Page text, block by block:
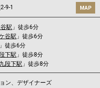
2-9-1 MAP
駅 」徒歩6分
谷駅 」徒歩6分
」徒歩6分
下駅 」徒歩8分
九段下駅 」徒歩8分
ン、デザイナーズ